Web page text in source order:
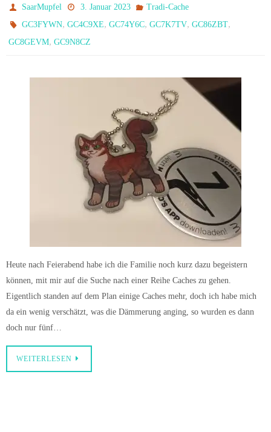
SaarMupfel 3. Januar 2023
Tradi-Cache
GC3FYWN,GC4C9XE,GC74Y6C,GC7K7TV,GC86ZBT,
GC8GEVM, GC9N8CZ
Heute nach Feierabend habe ich die Familie noch kurz dazu begeistern
können, mit mir auf die Suche nach einer Reihe Caches zu gehen.
Eigentlich standen auf dem Plan einige Caches mehr, doch ich habe mich
da ein wenig verschätzt, was die Dämmerung anging, so wurden es dann
doch nur fünf…
WEITERLESEN